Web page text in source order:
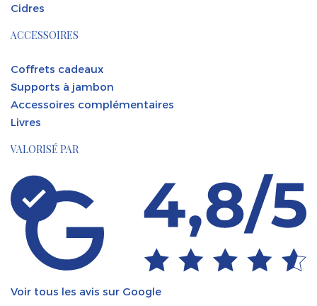
Cidres
ACCESSOIRES
Coffrets cadeaux
Supports à jambon
Accessoires complémentaires
Livres
VALORISÉ PAR
Voir tous les avis sur Google